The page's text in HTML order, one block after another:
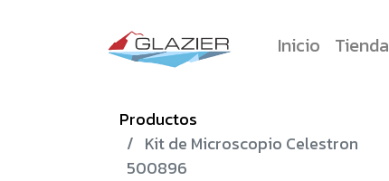
Inicio Tienda
Productos
Kit de Microscopio Celestron
500896